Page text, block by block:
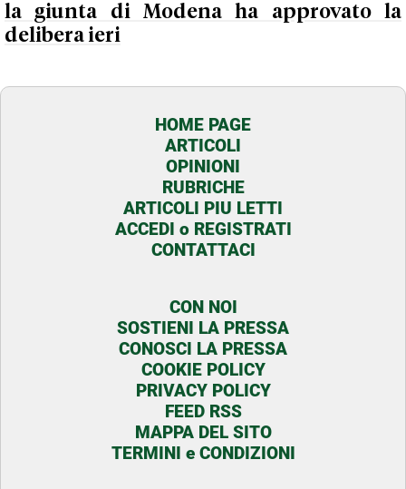
la giunta di Modena ha approvato la
delibera ieri
HOME PAGE
ARTICOLI
OPINIONI
RUBRICHE
ARTICOLI PIU LETTI
ACCEDI o REGISTRATI
CONTATTACI
CON NOI
SOSTIENI LA PRESSA
CONOSCI LA PRESSA
COOKIE POLICY
PRIVACY POLICY
FEED RSS
MAPPA DEL SITO
TERMINI e CONDIZIONI